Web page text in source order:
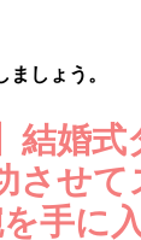
しょう。
結婚
させて
手に
横浜、本厚木 、